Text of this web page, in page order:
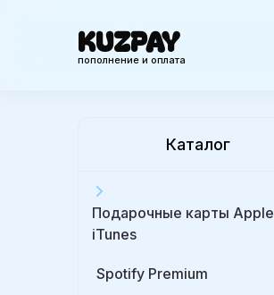
KUZPAY
пополнение и оплата
Каталог
Подарочные карты Apple
iTunes
Spotify Premium